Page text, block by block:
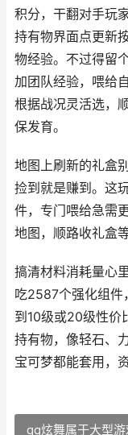
积分，干翻对手玩
持有物界面点更新
物经验。不过得留
加团队经验，喂给
根据战况灵活选，
保发育。
地图上刷新的礼盒
捡到就是赚到。这
件，专门喂给急需
地图，顺路收礼盒
搞清材料消耗量心
吃2587个强化组件
到10级或20级性价
持有物，像轻石、
宝可梦都能套用，
qq炫舞属于大型